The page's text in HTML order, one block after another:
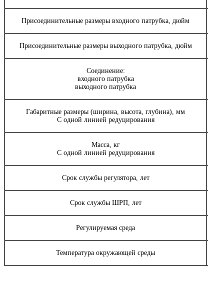
Присоединительные размеры входного патрубка, дюйм
Присоединительные размеры выходного патрубка, дюйм
Соединение:
входного патрубка
выходного патрубка
Габаритные размеры (ширина, высота, глубина), мм
С одной линией редуцирования
Масса, кг
С одной линией редуцирования
Срок службы регулятора, лет
Срок службы ШРП, лет
Регулируемая среда
Температура окружающей среды